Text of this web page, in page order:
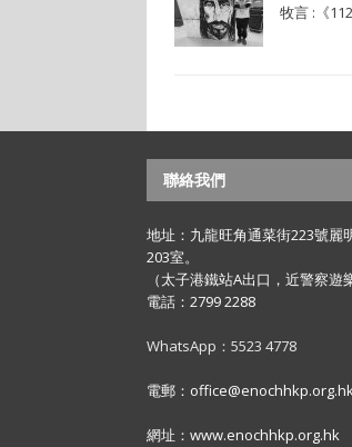
牧言 :《
聯絡我們
地址：九龍旺角通菜街223號麗
203室。
（太子港鐵站A出口，近警察遊
電話：2799 2288
WhatsApp：5523 4778
電郵：
網址：www.enochhkp.org.hk